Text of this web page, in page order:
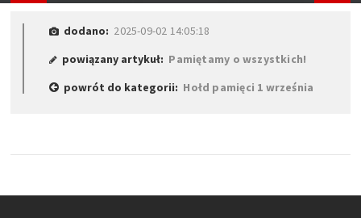
dodano: 2025-09-02 14:05:18
powiązany artykuł: Pamiętamy o wszystkich!
powrót do kategorii: Hołd pamięci 1 września